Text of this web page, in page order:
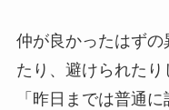
仲が良かったはず
たり、避けられたり
「昨日までは普通